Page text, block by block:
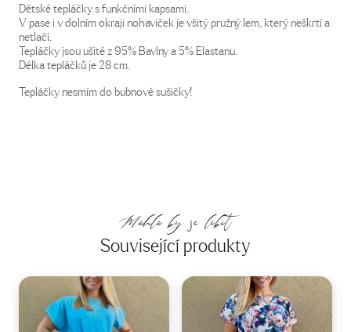
Dětské tepláčky s funkčními kapsami.
V pase i v dolním okraji nohaviček je všitý pružný lem, který neškrtí a
netlačí.
Tepláčky jsou ušité z 95% Bavlny a 5% Elastanu.
Délka tepláčků je 28 cm.
Tepláčky nesmím do bubnové sušičky!
Mohlo by se líbit
Související produkty